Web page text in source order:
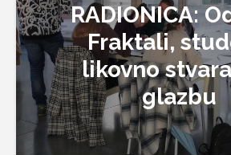
RADIONICA:
Fraktali,
likovno
glazbu